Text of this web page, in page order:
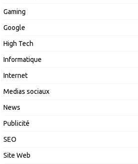
Gaming
Google
High Tech
Informatique
Internet
Medias sociaux
News
Publicité
SEO
Site Web